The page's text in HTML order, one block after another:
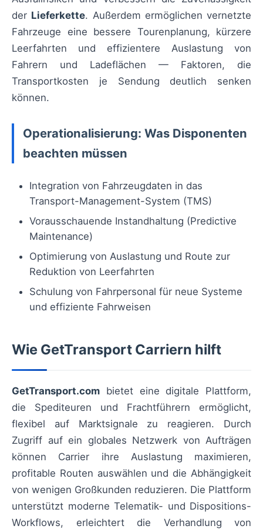
der Lieferkette. Außerdem ermöglichen vernetzte
Fahrzeuge eine bessere Tourenplanung, kürzere
Leerfahrten und effizientere Auslastung von
Fahrern und Ladeflächen — Faktoren, die
Transportkosten je Sendung deutlich senken
können.
Operationalisierung: Was Disponenten
beachten müssen
Integration von Fahrzeugdaten in das
Transport-Management-System (TMS)
Vorausschauende Instandhaltung (Predictive
Maintenance)
Optimierung von Auslastung und Route zur
Reduktion von Leerfahrten
Schulung von Fahrpersonal für neue Systeme
und effiziente Fahrweisen
Wie GetTransport Carriern hilft
GetTransport.com bietet eine digitale Plattform,
die Spediteuren und Frachtführern ermöglicht,
flexibel auf Marktsignale zu reagieren. Durch
Zugriff auf ein globales Netzwerk von Aufträgen
können Carrier ihre Auslastung maximieren,
profitable Routen auswählen und die Abhängigkeit
von wenigen Großkunden reduzieren. Die Plattform
unterstützt moderne Telematik- und Dispositions-
Workflows, erleichtert die Verhandlung von